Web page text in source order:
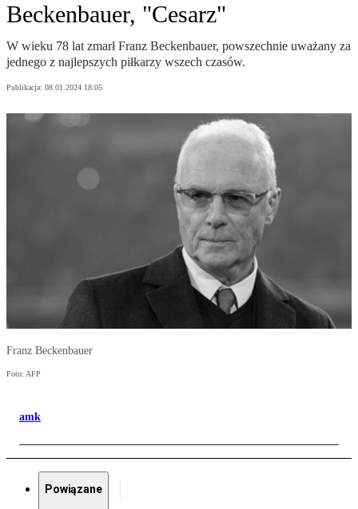
Beckenbauer, "Cesarz"
W wieku 78 lat zmarł Franz Beckenbauer, powszechnie uważany za
jednego z najlepszych piłkarzy wszech czasów.
Publikacja: 08.01.2024 18:05
Franz Beckenbauer
Foto: AFP
amk
Powiązane